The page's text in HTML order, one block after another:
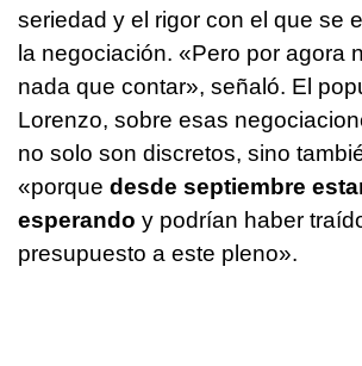
seriedad y el rigor con el que se
la negociación. «Pero por agora
nada que contar», señaló. El
Lorenzo, sobre esas
no solo son discretos, sino
«porque desde septiembre
esperando y podrían haber
presupuesto a este pleno».